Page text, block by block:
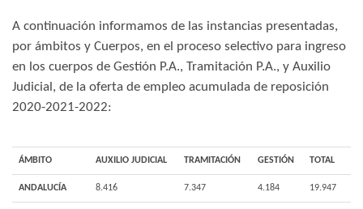
A continuación informamos de las instancias presentadas,
por ámbitos y Cuerpos, en el proceso selectivo para ingreso
en los cuerpos de Gestión P.A., Tramitación P.A., y Auxilio
Judicial, de la oferta de empleo acumulada de reposición
2020-2021-2022:
ÁMBITO AUXILIO JUDICIAL TRAMITACIÓN GESTIÓN TOTAL
ANDALUCÍA 8.416 7.347 4.184 19.947